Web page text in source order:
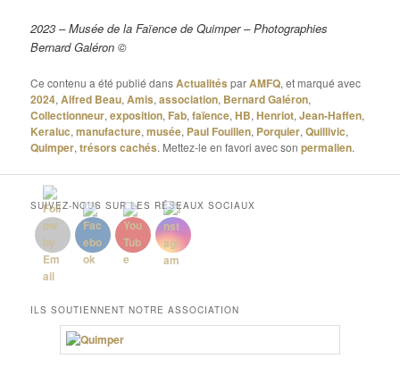
2023 – Musée de la Faïence de Quimper – Photographies
Bernard Galéron ©
Ce contenu a été publié dansActualités parAMFQ, et marqué avec
2024,Alfred Beau,Amis,association, Bernard Galéron,
Collectionneur,exposition, Fab,faïence,HB,Henriot,Jean-Haffen,
Keraluc,manufacture,musée, Paul Fouillen, Porquier,Quillivic,
Quimper,trésors cachés. Mettez-le en favori avec sonpermalien.
SUIVEZ-NOUS SUR LES RÉSEAUX SOCIAUX
ILS SOUTIENNENT NOTRE ASSOCIATION